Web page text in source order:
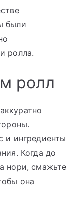
были
ролла.
ролл
и ингредиенты
Когда до
нори, смажьте
она